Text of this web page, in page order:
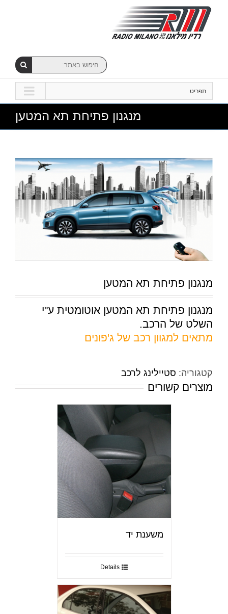
תפריט
מנגנון פתיחת תא המטען
מנגנון פתיחת תא המטען
מנגנון פתיחת תא המטען אוטומטית ע"י
השלט של הרכב.
מתאים למגוון רכב של ג'פונים
קטגוריה: סטיילינג לרכב
מוצרים קשורים
משענת יד
Details